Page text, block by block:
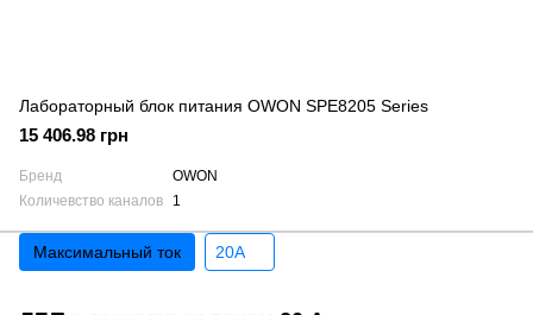
Лабораторный блок питания OWON SPE8205 Series
15 406.98 грн
Бренд
OWON
Количевство каналов
1
Максимальный ток 20A